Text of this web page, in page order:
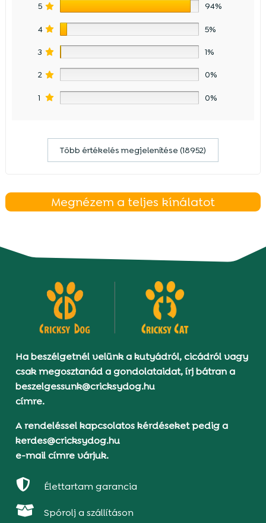
5 94%
4 5%
3 1%
2 0%
1 0%
Több értékelés megjelenítése (18952)
Megnézem a teljes kínálatot
Ha beszélgetnél velünk a kutyádról, cicádról vagy
csak megosztanád a gondolataidat, írj bátran a
beszelgessunk@cricksydog.hu
címre.
A rendeléssel kapcsolatos kérdéseket pedig a
kerdes@cricksydog.hu
e-mail címre várjuk.
 Élettartam garancia
 Spórolj a szállításon